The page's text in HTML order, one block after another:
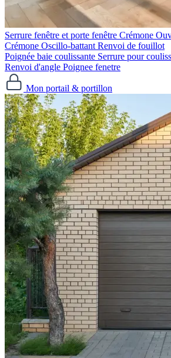
Serrure fenêtre et porte fenêtre
Crémone Oscillo-battant Renvoi de fouillot
Poignée baie coulissante Serrure pour
Renvoi d'angle Poignee fenetre
Mon portail & portillon